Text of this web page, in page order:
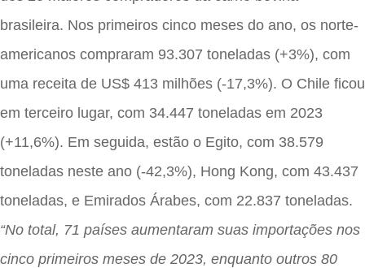
brasileira. Nos primeiros cinco meses do ano, os norte-
americanos compraram 93.307 toneladas (+3%), com
uma receita de US$ 413 milhões (-17,3%). O Chile ficou
em terceiro lugar, com 34.447 toneladas em 2023
(+11,6%). Em seguida, estão o Egito, com 38.579
toneladas neste ano (-42,3%), Hong Kong, com 43.437
toneladas, e Emirados Árabes, com 22.837 toneladas.
“No total, 71 países aumentaram suas importações nos
cinco primeiros meses de 2023, enquanto outros 80